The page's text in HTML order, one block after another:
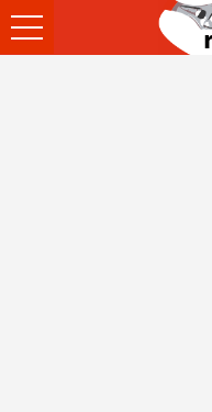
Ouvrir
le